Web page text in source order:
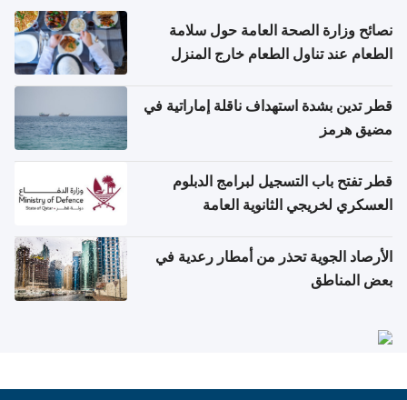
نصائح وزارة الصحة العامة حول سلامة
الطعام عند تناول الطعام خارج المنزل
قطر تدين بشدة استهداف ناقلة إماراتية في
مضيق هرمز
قطر تفتح باب التسجيل لبرامج الدبلوم
العسكري لخريجي الثانوية العامة
الأرصاد الجوية تحذر من أمطار رعدية في
بعض المناطق